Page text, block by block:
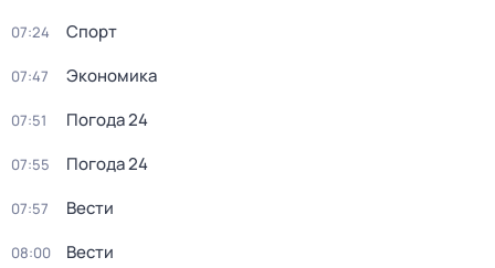
07:24 Спорт
07:47 Экономика
07:51 Погода 24
07:55 Погода 24
07:57 Вести
08:00 Вести